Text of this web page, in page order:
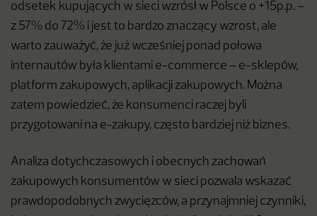
odsetek kupujących w sieci wzrósł w Polsce o +15p.p. –
z 57% do 72% i jest to bardzo znaczący wzrost, ale
warto zauważyć, że już wcześniej ponad połowa
internautów była klientami e-commerce – e-sklepów,
platform zakupowych, aplikacji zakupowych. Można
zatem powiedzieć, że konsumenci raczej byli
przygotowani na e-zakupy, często bardziej niż biznes.
Analiza dotychczasowych i obecnych zachowań
zakupowych konsumentów w sieci pozwala wskazać
prawdopodobnych zwycięzców, a przynajmniej czynniki,